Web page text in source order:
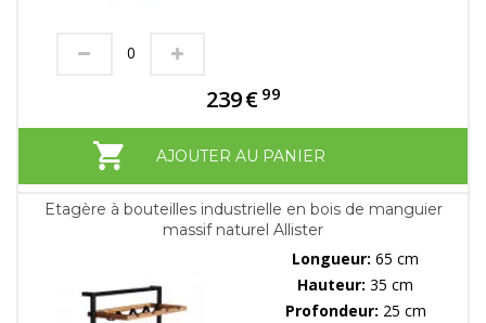
239€ 99
AJOUTER AU PANIER
Etagère à bouteilles industrielle en bois de manguier
massif naturel Allister
Longueur: 65 cm
Hauteur: 35 cm
Profondeur: 25 cm